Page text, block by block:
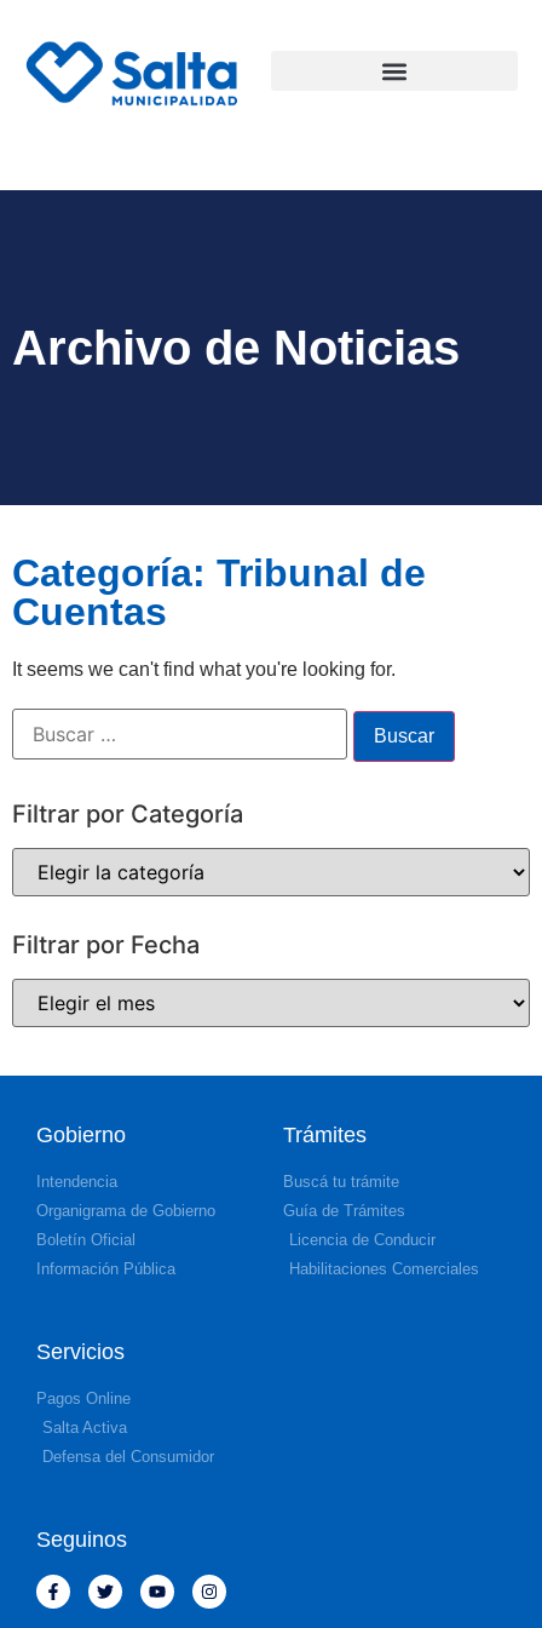
Archivo de Noticias
Categoría: Tribunal de
Cuentas
It seems we can't find what you're looking for.
Filtrar por Categoría
Filtrar por Fecha
Gobierno
Intendencia
Organigrama de Gobierno
Boletín Oficial
Información Pública
Trámites
Buscá tu trámite
Guía de Trámites
Licencia de Conducir
Habilitaciones Comerciales
Servicios
Pagos Online
Salta Activa
Defensa del Consumidor
Seguinos